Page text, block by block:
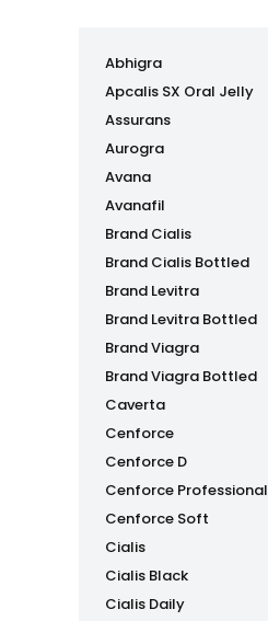
Abhigra
Apcalis SX Oral Jelly
Assurans
Aurogra
Avana
Avanafil
Brand Cialis
Brand Cialis Bottled
Brand Levitra
Brand Levitra Bottled
Brand Viagra
Brand Viagra Bottled
Caverta
Cenforce
Cenforce D
Cenforce Professional
Cenforce Soft
Cialis
Cialis Black
Cialis Daily